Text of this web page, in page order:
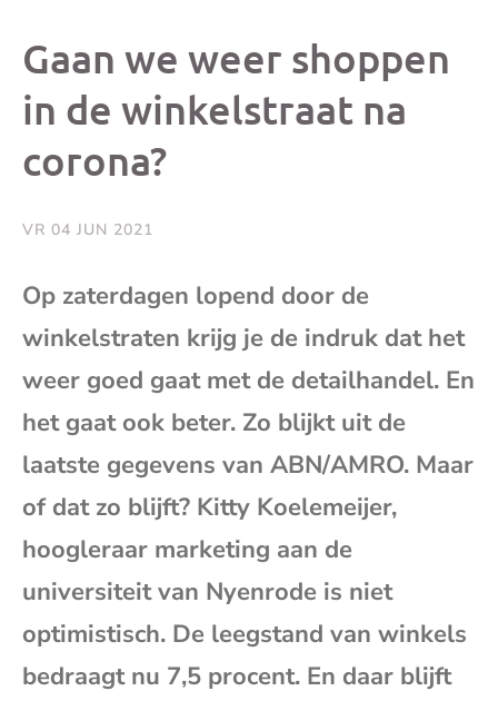
bericht
e-
Gaan we weer shoppen
in de winkelstraat na
corona?
VR 04 JUN 2021
Op zaterdagen lopend door de
winkelstraten krijg je de indruk dat het
weer goed gaat met de detailhandel. En
het gaat ook beter. Zo blijkt uit de
laatste gegevens van ABN/AMRO. Maar
of dat zo blijft? Kitty Koelemeijer,
hoogleraar marketing aan de
universiteit van Nyenrode is niet
optimistisch. De leegstand van winkels
bedraagt nu 7,5 procent. En daar blijft